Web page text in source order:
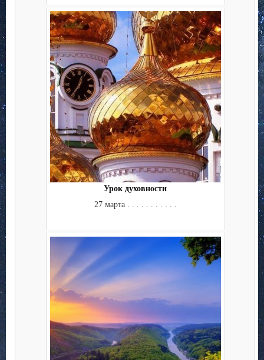
Урок духовности
27 марта . . . . . . . . . . .